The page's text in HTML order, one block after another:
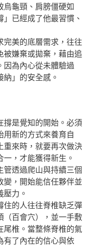
烏龜頸、肩膀僵硬如
已經成了他最習慣、
完美的底層需求，往往
被嫌棄或拋棄，藉由追
因為內心從未體驗過
納」的安全感。
撐是覺知的開始。必須
用新的方式來養育自
重來時，就要再次做決
，才能獲得新生。
管透過爬山與持續三個
變，開始能信任夥伴並
壓力。
住的人往往脊椎缺乏彈
（百會穴），並一手敷
尾椎。當整條脊椎的氣
有了內在的信心與依